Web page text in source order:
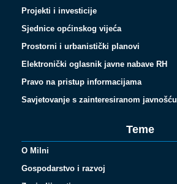
Projekti i investicije
Sjednice općinskog vijeća
Prostorni i urbanistički planovi
Elektronički oglasnik javne nabave RH
Pravo na pristup informacijama
Savjetovanje s zainteresiranom javnošću
Teme
O Milni
Gospodarstvo i razvoj